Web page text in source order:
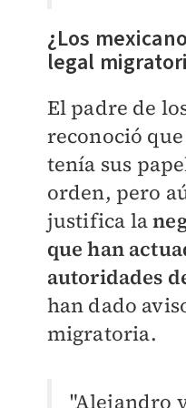
¿Los
legal
El padre de
reconoció
tenía sus
orden, pero
justifica la
que han
autoridades
han dado
migratoria.
"Alejandro